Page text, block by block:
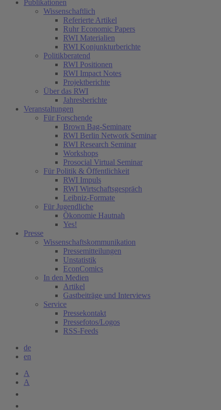
Publikationen
Wissenschaftlich
Referierte Artikel
Ruhr Economic Papers
RWI Materialien
RWI Konjunkturberichte
Politikberatend
RWI Positionen
RWI Impact Notes
Projektberichte
Über das RWI
Jahresberichte
Veranstaltungen
Für Forschende
Brown Bag-Seminare
RWI Berlin Network Seminar
RWI Research Seminar
Workshops
Prosocial Virtual Seminar
Für Politik & Öffentlichkeit
RWI Impuls
RWI Wirtschaftsgespräch
Leibniz-Formate
Für Jugendliche
Ökonomie Hautnah
Yes!
Presse
Wissenschaftskommunikation
Pressemitteilungen
Unstatistik
EconComics
In den Medien
Artikel
Gastbeiträge und Interviews
Service
Pressekontakt
Pressefotos/Logos
RSS-Feeds
de
en
A
A